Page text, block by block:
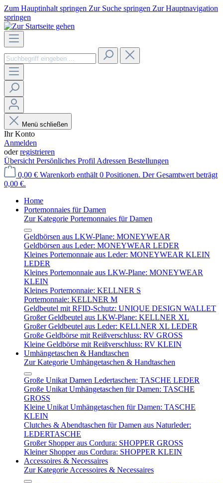
Zum Hauptinhalt springen Zur Suche springen Zur Hauptnavigation
springen
Menü schließen
Ihr Konto
Anmelden
oderregistrieren
Übersicht Persönliches Profil Adressen Bestellungen
0,00 € Warenkorb enthält 0 Positionen. Der Gesamtwert beträgt
0,00 €.
Home
Portemonnaies für Damen
Zur Kategorie Portemonnaies für Damen
Geldbörsen aus LKW-Plane: MONEYWEAR
Geldbörsen aus Leder: MONEYWEAR LEDER
Kleines Portemonnaie aus Leder: MONEYWEAR KLEIN
LEDER
Kleines Portemonnaie aus LKW-Plane: MONEYWEAR
KLEIN
Kleines Portemonnaie: KELLNER S
Portemonnaie: KELLNER M
Geldbeutel mit RFID-Schutz: UNIQUE DESIGN WALLET
Großer Geldbeutel aus LKW-Plane: KELLNER XL
Großer Geldbeutel aus Leder: KELLNER XL LEDER
Große Geldbörse mit Reißverschluss: RV GROSS
Kleine Geldbörse mit Reißverschluss: RV KLEIN
Umhängetaschen & Handtaschen
Zur Kategorie Umhängetaschen & Handtaschen
Große Unikat Damen Ledertaschen: TASCHE LEDER
Große Unikat Umhängetaschen für Damen: TASCHE
GROSS
Kleine Unikat Umhängetaschen für Damen: TASCHE
KLEIN
Clutches & Abendtaschen für Damen aus Naturleder:
LEDERTASCHE
Großer Shopper aus Cordura: SHOPPER GROSS
Kleiner Shopper aus Cordura: SHOPPER KLEIN
Accessoires & Necessaires
Zur Kategorie Accessoires & Necessaires